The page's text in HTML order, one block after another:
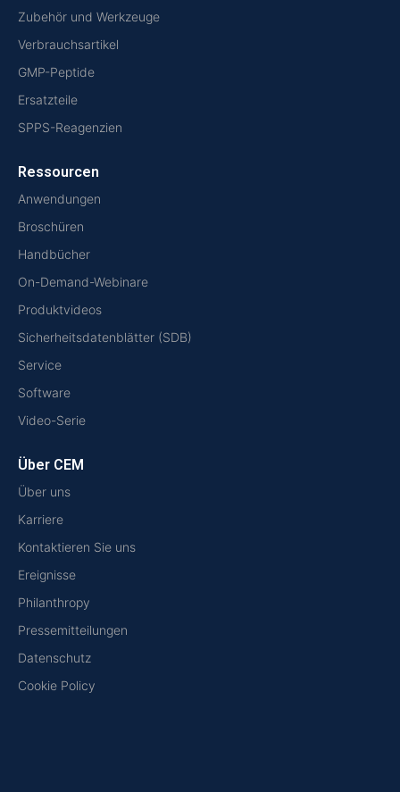
Zubehör und Werkzeuge
Verbrauchsartikel
GMP-Peptide
Ersatzteile
SPPS-Reagenzien
Ressourcen
Anwendungen
Broschüren
Handbücher
On-Demand-Webinare
Produktvideos
Sicherheitsdatenblätter (SDB)
Service
Software
Video-Serie
Über CEM
Über uns
Karriere
Kontaktieren Sie uns
Ereignisse
Philanthropy
Pressemitteilungen
Datenschutz
Cookie Policy